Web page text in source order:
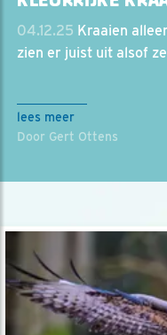
04.12.25 Kraaien
zien er juist uit alsof
lees meer
Door Gert Ottens